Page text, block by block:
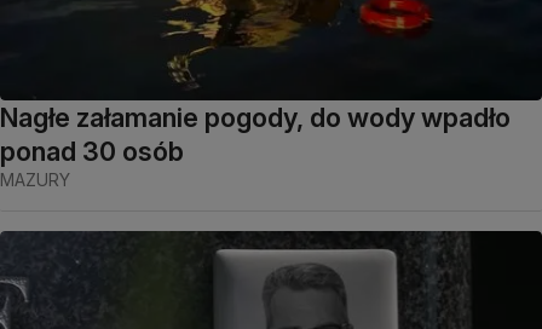
Nagłe załamanie pogody, do wody wpadło
ponad 30 osób
MAZURY